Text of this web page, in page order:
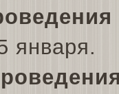
января.